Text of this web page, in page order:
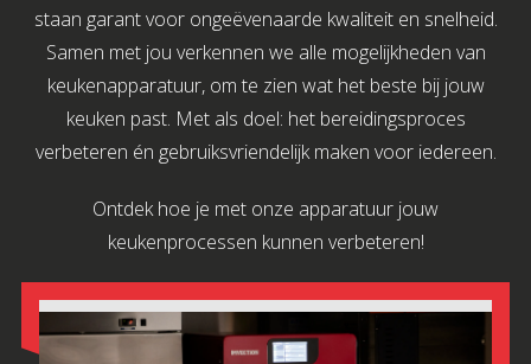
staan garant voor ongeëvenaarde kwaliteit en snelheid.
Samen met jou verkennen we alle mogelijkheden van
keukenapparatuur, om te zien wat het beste bij jouw
keuken past. Met als doel: het bereidingsproces
verbeteren én gebruiksvriendelijk maken voor iedereen.
Ontdek hoe je met onze apparatuur jouw
keukenprocessen kunnen verbeteren!